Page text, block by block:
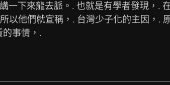
一下來龍去脈。. 也就是有學者發現，.
以他們就宣稱，. 台灣少子化的主因，.
事情，.